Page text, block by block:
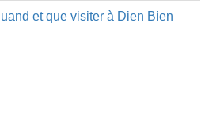
et que visiter à Dien Bien